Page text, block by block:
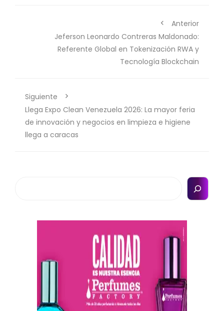
Anterior
Jeferson Leonardo Contreras Maldonado:
Referente Global en Tokenización RWA y
Tecnología Blockchain
Siguiente
Llega Expo Clean Venezuela 2026: La mayor feria
de innovación y negocios en limpieza e higiene
llega a caracas